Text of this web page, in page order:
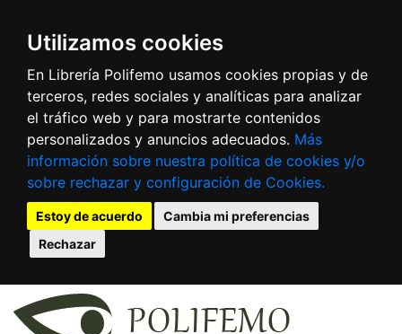
Utilizamos cookies
En Librería Polifemo usamos cookies propias y de
terceros, redes sociales y analíticas para analizar
el tráfico web y para mostrarte contenidos
personalizados y anuncios adecuados. Más
información sobre nuestra política de cookies y/o
sobre rechazar y configuración de Cookies.
Estoy de acuerdo
Cambia mi preferencias
Rechazar